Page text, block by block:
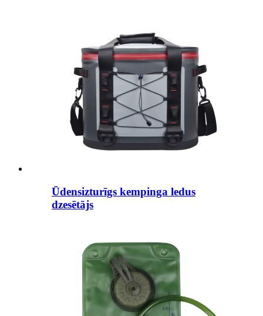
Ūdensizturīgs kempinga ledus
dzesētājs